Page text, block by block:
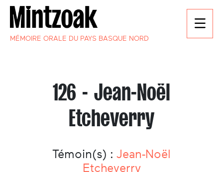
MÉMOIRE ORALE DU PAYS BASQUE NORD
126 - Jean-Noël
Etcheverry
Témoin(s) : Jean-Noël
Etcheverry